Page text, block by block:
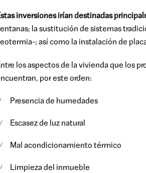
inversiones irían destinadas
la sustitución de sistemas
; así como la instalación de
los aspectos de la vivienda que los
por este orden:
Presencia de humedades
Escasez de luz natural
Mal acondicionamiento térmico
Limpieza del inmueble